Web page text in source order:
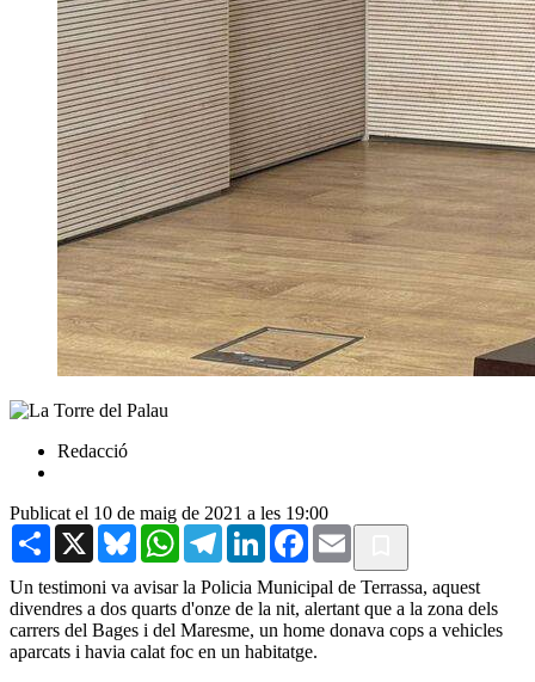
Redacció
Publicat el 10 de maig de 2021 a les 19:00
Share X BlueskyWhatsAppTelegramLinkedInFacebook
Email
Un testimoni va avisar la Policia Municipal de Terrassa, aquest
divendres a dos quarts d'onze de la nit, alertant que a la zona dels
carrers del Bages i del Maresme, un home donava cops a vehicles
aparcats i havia calat foc en un habitatge.